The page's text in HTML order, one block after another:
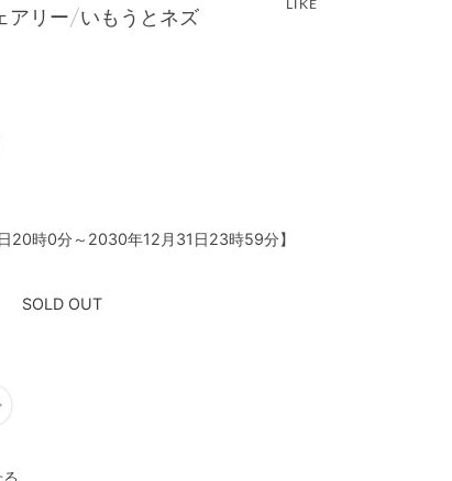
アリー/いもうとネズ
20時0分～ 2030年12月31日23時59分】
SOLD OUT